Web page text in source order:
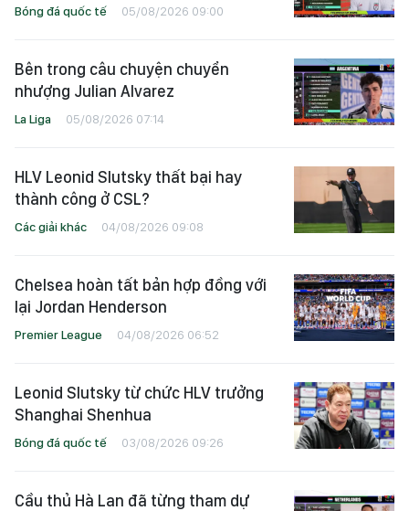
Bóng đá quốc tế 05/08/2026 09:00
Bên trong câu chuyện chuyển
nhượng Julian Alvarez
La Liga 05/08/2026 07:14
HLV Leonid Slutsky thất bại hay
thành công ở CSL?
Các giải khác 04/08/2026 09:08
Chelsea hoàn tất bản hợp đồng với
lại Jordan Henderson
Premier League 04/08/2026 06:52
Leonid Slutsky từ chức HLV trưởng
Shanghai Shenhua
Bóng đá quốc tế 03/08/2026 09:26
Cầu thủ Hà Lan đã từng tham dự